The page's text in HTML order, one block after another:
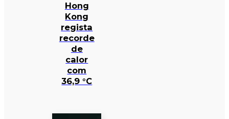
Hong
Kong
regista
recorde
de
calor
com
36,9 °C